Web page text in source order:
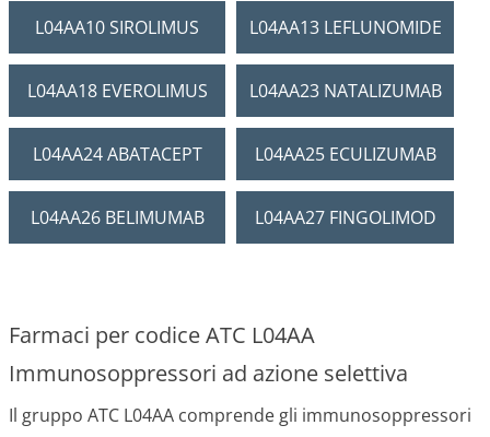
L04AA10 SIROLIMUS L04AA13 LEFLUNOMIDE
L04AA18 EVEROLIMUS L04AA23 NATALIZUMAB
L04AA24 ABATACEPT L04AA25 ECULIZUMAB
L04AA26 BELIMUMAB L04AA27 FINGOLIMOD
Farmaci per codice ATC L04AA
Immunosoppressori ad azione selettiva
Il gruppo ATC L04AA comprende gli immunosoppressori